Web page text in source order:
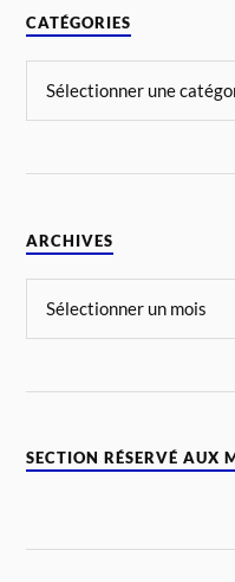
CATÉGORIES
ARCHIVES
SECTION RÉSERVÉ AUX